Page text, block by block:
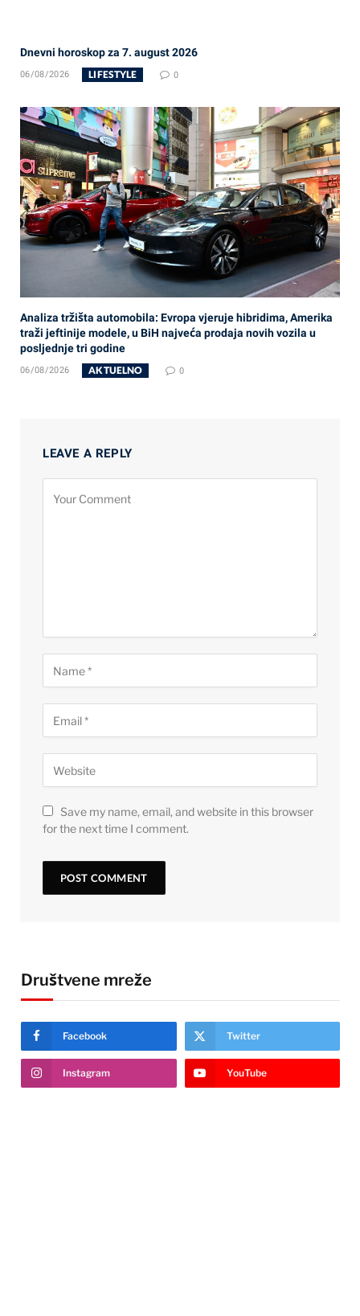
Dnevni horoskop za 7. august 2026
06/08/2026 LIFESTYLE 0
Analiza tržišta automobila: Evropa vjeruje hibridima, Amerika
traži jeftinije modele, u BiH najveća prodaja novih vozila u
posljednje tri godine
06/08/2026 AKTUELNO 0
LEAVE A REPLY
Save my name, email, and website in this browser
for the next time I comment.
Društvene mreže
Facebook Twitter
Instagram YouTube